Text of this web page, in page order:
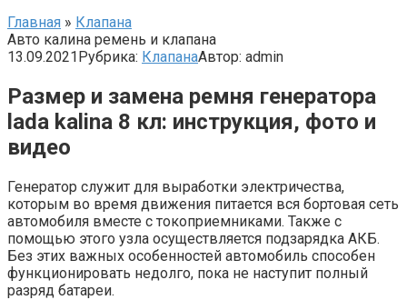
Главная » Клапана
Авто калина ремень и клапана
13.09.2021Рубрика: КлапанаАвтор: admin
Размер и замена ремня генератора
lada kalina 8 кл: инструкция, фото и
видео
Генератор служит для выработки электричества,
которым во время движения питается вся бортовая сеть
автомобиля вместе с токоприемниками. Также с
помощью этого узла осуществляется подзарядка АКБ.
Без этих важных особенностей автомобиль способен
функционировать недолго, пока не наступит полный
разряд батареи.